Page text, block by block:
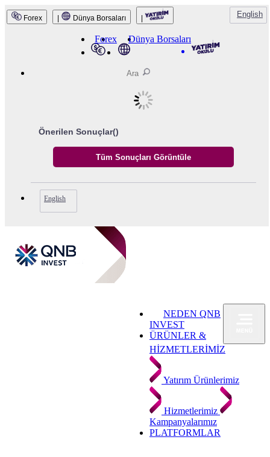
QNB Invest
Forex Dünya Borsaları English
Forex Dünya Borsaları
Önerilen Sonuçlar()
English
NEDEN QNB
INVEST
ÜRÜNLER &
HİZMETLERİMİZ
Yatırım Ürünlerimiz
Hizmetlerimiz
Kampanyalarımız
PLATFORMLAR